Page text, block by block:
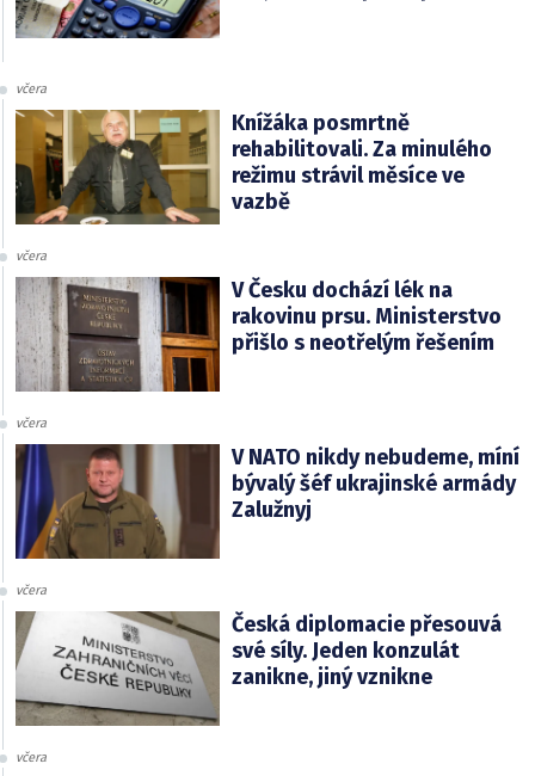
včera
Knížáka posmrtně
rehabilitovali. Za minulého
režimu strávil měsíce ve
vazbě
včera
V Česku dochází lék na
rakovinu prsu. Ministerstvo
přišlo s neotřelým řešením
včera
V NATO nikdy nebudeme, míní
bývalý šéf ukrajinské armády
Zalužnyj
včera
Česká diplomacie přesouvá
své síly. Jeden konzulát
zanikne, jiný vznikne
včera